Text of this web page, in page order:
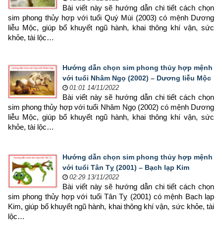
Bài viết này sẽ hướng dẫn chi tiết cách chọn
sim phong thủy hợp với tuổi Quý Mùi (2003) có mệnh Dương
liễu Mộc, giúp bổ khuyết ngũ hành, khai thông khí vận, sức
khỏe, tài lộc…
Hướng dẫn chọn sim phong thủy hợp mệnh
với tuổi Nhâm Ngọ (2002) – Dương liễu Mộc
01:01 14/11/2022
Bài viết này sẽ hướng dẫn chi tiết cách chọn
sim phong thủy hợp với tuổi Nhâm Ngọ (2002) có mệnh Dương
liễu Mộc, giúp bổ khuyết ngũ hành, khai thông khí vận, sức
khỏe, tài lộc…
Hướng dẫn chọn sim phong thủy hợp mệnh
với tuổi Tân Tỵ (2001) – Bạch lạp Kim
02:29 13/11/2022
Bài viết này sẽ hướng dẫn chi tiết cách chọn
sim phong thủy hợp với tuổi Tân Tỵ (2001) có mệnh Bạch lạp
Kim, giúp bổ khuyết ngũ hành, khai thông khí vận, sức khỏe, tài
lộc…